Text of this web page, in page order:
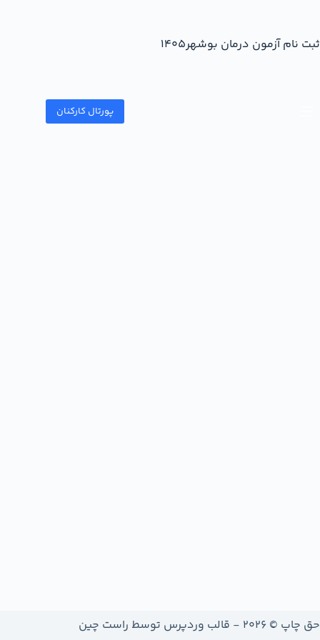
پورتال کارکنان
ثبت نام آزمون درمان بوشهر۱۴۰۵
حق چاپ © 2026 - قالب وردپرس توسط راست چین